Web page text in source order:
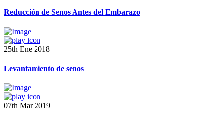
Reducción de Senos Antes del Embarazo
25th Ene 2018
Levantamiento de senos
07th Mar 2019